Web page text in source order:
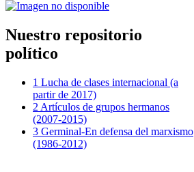
Nuestro repositorio
político
1 Lucha de clases internacional (a
partir de 2017)
2 Artículos de grupos hermanos
(2007-2015)
3 Germinal-En defensa del marxismo
(1986-2012)